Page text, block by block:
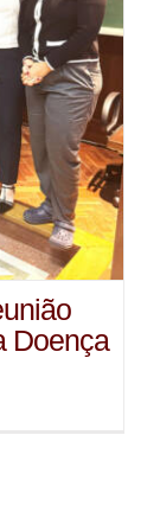
Doença